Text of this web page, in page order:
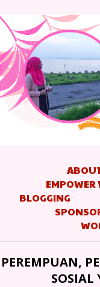
BLOGGING
PEREMPUAN,
SOSIAL